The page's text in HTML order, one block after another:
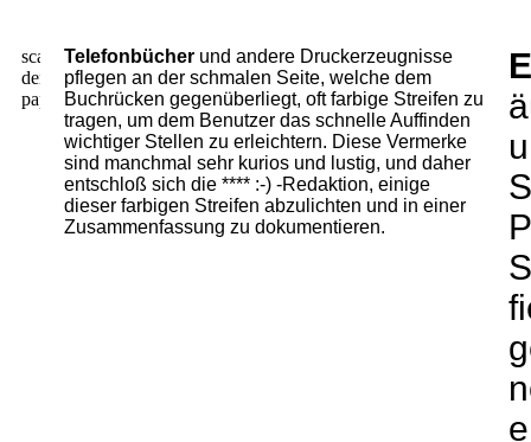
Telefonbücher und andere Druckerzeugnisse
pflegen an der schmalen Seite, welche dem
Buchrücken gegenüberliegt, oft farbige Streifen zu
tragen, um dem Benutzer das schnelle Auffinden
wichtiger Stellen zu erleichtern. Diese Vermerke
sind manchmal sehr kurios und lustig, und daher
entschloß sich die **** :-) -Redaktion, einige
dieser farbigen Streifen abzulichten und in einer
Zusammenfassung zu dokumentieren.